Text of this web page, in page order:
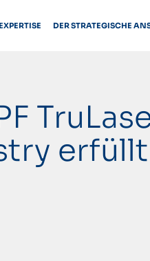
DER STRATEGISCHE
erfüllt